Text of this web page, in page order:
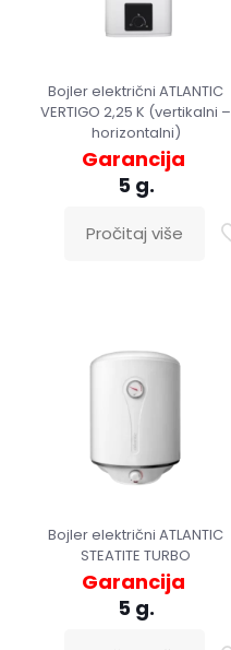
Bojler električni ATLANTIC
VERTIGO 2,25 K (vertikalni –
horizontalni)
Garancija
5 g.
Pročitaj više
Bojler električni ATLANTIC
STEATITE TURBO
Garancija
5 g.